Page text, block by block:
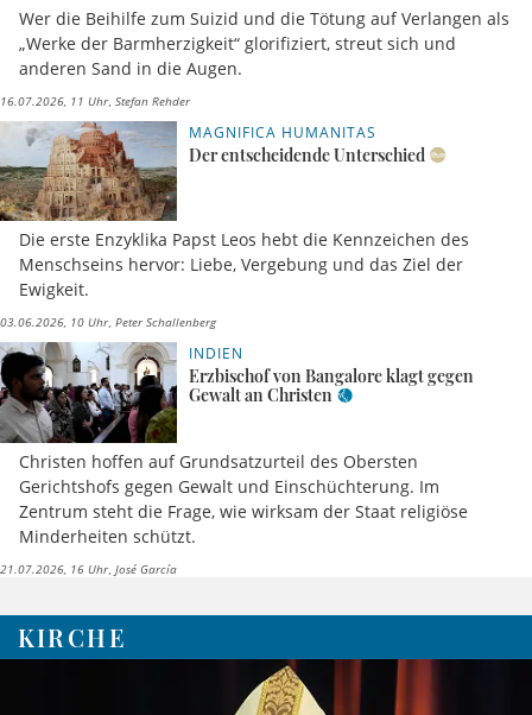
Wer die Beihilfe zum Suizid und die Tötung auf Verlangen als
„Werke der Barmherzigkeit“ glorifiziert, streut sich und
anderen Sand in die Augen.
16.07.2026, 11 Uhr Stefan Rehder
MAGNIFICA HUMANITAS
Der entscheidende Unterschied
Die erste Enzyklika Papst Leos hebt die Kennzeichen des
Menschseins hervor: Liebe, Vergebung und das Ziel der
Ewigkeit.
03.06.2026, 10 Uhr Peter Schallenberg
INDIEN
Erzbischof von Bangalore klagt gegen
Gewalt an Christen
Christen hoffen auf Grundsatzurteil des Obersten
Gerichtshofs gegen Gewalt und Einschüchterung. Im
Zentrum steht die Frage, wie wirksam der Staat religiöse
Minderheiten schützt.
21.07.2026, 16 Uhr José García
KIRCHE